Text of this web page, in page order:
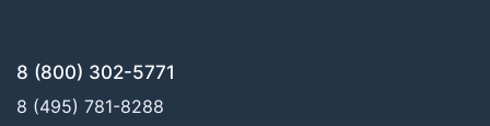
8 (800) 302-5771
8 (495) 781-8288